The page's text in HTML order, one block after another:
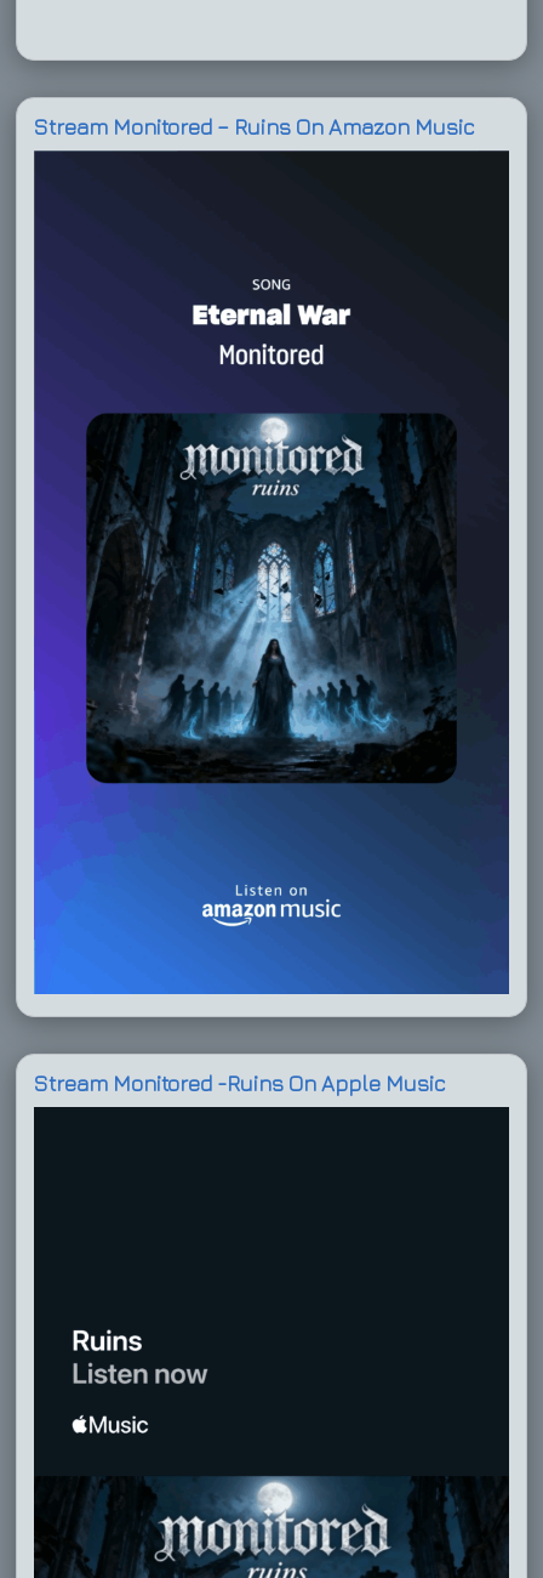
Stream Monitored – Ruins On Amazon Music
Stream Monitored -Ruins On Apple Music